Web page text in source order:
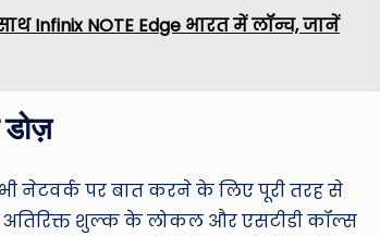
Infinix NOTE Edge भारत में लॉन्च, जानें
नेटवर्क पर बात करने के लिए पूरी तरह से
अतिरिक्त शुल्क के लोकल और एसटीडी कॉल्स